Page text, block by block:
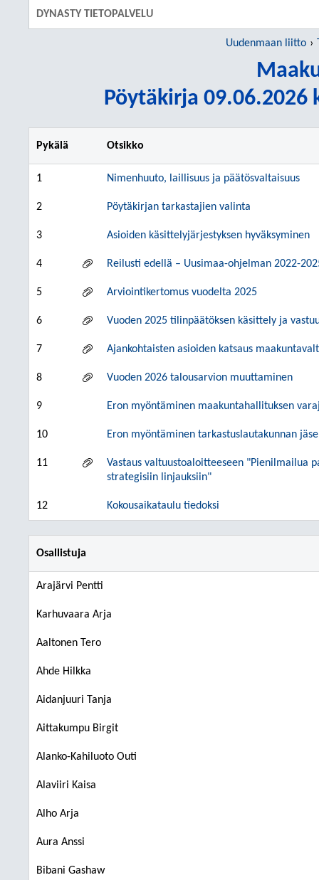
DYNASTY TIETOPALVELU
Uudenmaan liitto
Pöytäkirja 09.06.2026
Pykälä Otsikko
1 Nimenhuuto, laillisuus ja päätösvaltaisuus
2 Pöytäkirjan tarkastajien valinta
3 Asioiden käsittelyjärjestyksen hyväksyminen
4 Reilusti edellä – Uusimaa-ohjelman 2022-
5 Arviointikertomus vuodelta 2025
6 Vuoden 2025 tilinpäätöksen käsittely ja
7 Ajankohtaisten asioiden katsaus
8 Vuoden 2026 talousarvion muuttaminen
9 Eron myöntäminen maakuntahallituksen
10 Eron myöntäminen tarkastuslautakunnan
11
Vastaus valtuustoaloitteeseen "Pienilmailua
strategisiin linjauksiin"
12 Kokousaikataulu tiedoksi
Osallistuja
Arajärvi Pentti
Karhuvaara Arja
Aaltonen Tero
Ahde Hilkka
Aidanjuuri Tanja
Aittakumpu Birgit
Alanko-Kahiluoto Outi
Alaviiri Kaisa
Alho Arja
Aura Anssi
Bibani Gashaw